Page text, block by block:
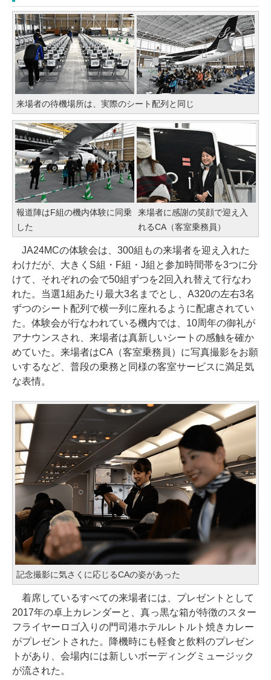
来場者の待機場所は、実際のシート配列と同じ
報道陣はF組の機内体験に同乗
した
来場者に感謝の笑顔で迎え入
れるCA（客室乗務員）
JA24MCの体験会は、300組もの来場者を迎え入れた
わけだが、大きくS組・F組・J組と参加時間帯を3つに分
けて、それぞれの会で50組ずつを2回入れ替えて行なわ
れた。当選1組あたり最大3名までとし、A320の左右3名
ずつのシート配列で横一列に座れるように配慮されてい
た。体験会が行なわれている機内では、10周年の御礼が
アナウンスされ、来場者は真新しいシートの感触を確か
めていた。来場者はCA（客室乗務員）に写真撮影をお願
いするなど、普段の乗務と同様の客室サービスに満足気
な表情。
記念撮影に気さくに応じるCAの姿があった
着席しているすべての来場者には、プレゼントとして
2017年の卓上カレンダーと、真っ黒な箱が特徴のスター
フライヤーロゴ入りの門司港ホテルレトルト焼きカレー
がプレゼントされた。降機時にも軽食と飲料のプレゼン
トがあり、会場内には新しいボーディングミュージック
が流された。